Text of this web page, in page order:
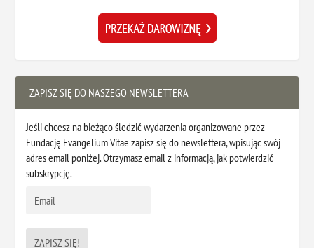
ZAPISZ SIĘ DO NASZEGO NEWSLETTERA
Jeśli chcesz na bieżąco śledzić wydarzenia organizowane przez
Fundację Evangelium Vitae zapisz się do newslettera, wpisując swój
adres email poniżej. Otrzymasz email z informacją, jak potwierdzić
subskrypcję.